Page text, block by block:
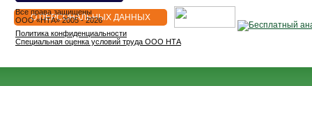
О ПЕРСОНАЛЬНЫХ ДАННЫХ
Все права защищены
OOO «НТА» 2005 - 2026
Политика конфиденциальности
Специальная оценка условий труда ООО НТА